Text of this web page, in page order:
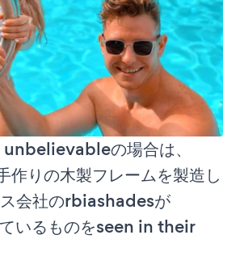
の場合は、
りの木製フレームを製造し
会社のrbiashadesが
いるものをseen in their